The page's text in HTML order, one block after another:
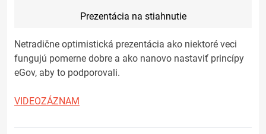
Prezentácia na stiahnutie
Netradične optimistická prezentácia ako niektoré veci
fungujú pomerne dobre a ako nanovo nastaviť princípy
eGov, aby to podporovali.
VIDEOZÁZNAM